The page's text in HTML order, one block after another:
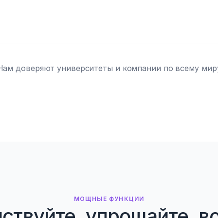
доверяют университеты и компании по всему
МОЩНЫЕ ФУНКЦИИ